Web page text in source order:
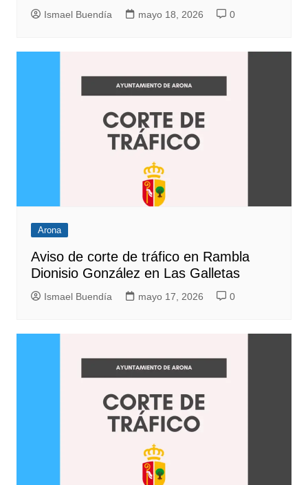
Ismael Buendía mayo 18, 2026 0
Arona
Aviso de corte de tráfico en Rambla
Dionisio González en Las Galletas
Ismael Buendía mayo 17, 2026 0